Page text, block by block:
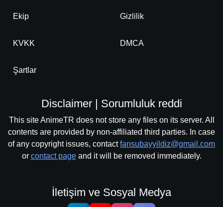
Ekip Gizlilik
KVKK DMCA
Şartlar
Disclaimer | Sorumluluk reddi
This site AnimeTR does not store any files on its server. All
contents are provided by non-affiliated third parties. In case
of any copyright issues, contactfansubayyildiz@gmail.com
or contact pageand it will be removed immediately.
İletişim ve Sosyal Medya